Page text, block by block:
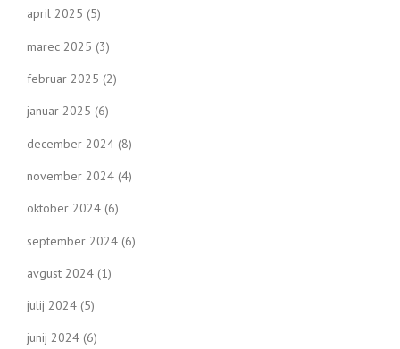
april 2025 (5)
marec 2025 (3)
februar 2025 (2)
januar 2025 (6)
december 2024 (8)
november 2024 (4)
oktober 2024 (6)
september 2024 (6)
avgust 2024 (1)
julij 2024 (5)
junij 2024 (6)